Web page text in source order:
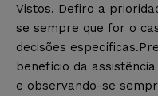
Vistos. Defiro a
se sempre que for o
decisões
benefício da
e observando-se